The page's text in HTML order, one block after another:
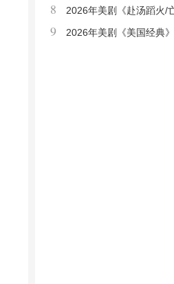
十九季》最新电视剧下载【
8
2026年美剧《赴汤蹈火/
蜜》最新电视剧下载【全集
9
2026年美剧《美国经典